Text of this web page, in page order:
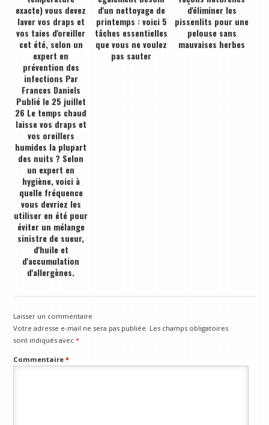
exacte) vous devez
laver vos draps et
vos taies d'oreiller
cet été, selon un
expert en
prévention des
infections Par
Frances Daniels
Publié le 25 juillet
26 Le temps chaud
laisse vos draps et
vos oreillers
humides la plupart
des nuits ? Selon
un expert en
hygiène, voici à
quelle fréquence
vous devriez les
utiliser en été pour
éviter un mélange
sinistre de sueur,
d'huile et
d'accumulation
d'allergènes.
d'un nettoyage de
printemps : voici 5
tâches essentielles
que vous ne voulez
pas sauter
d'éliminer les
pissenlits pour une
pelouse sans
mauvaises herbes
Laisser un commentaire
Votre adresse e-mail ne sera pas publiée. Les champs obligatoires
sont indiqués avec*
Commentaire*